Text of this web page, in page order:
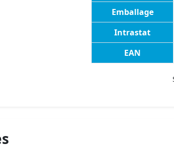
Emballage
Intrastat
EAN